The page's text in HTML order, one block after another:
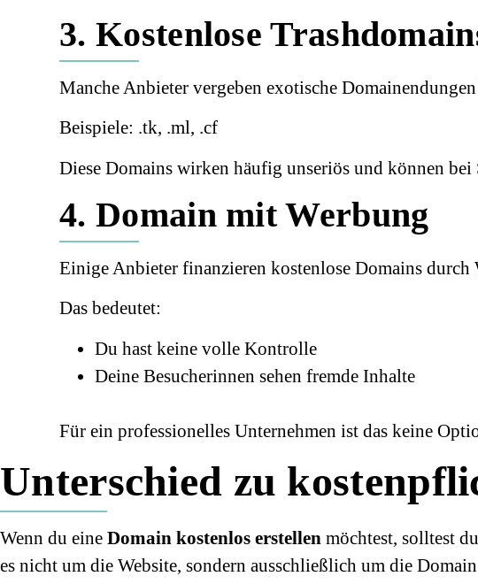
3. Kostenlose
Manche Anbieter vergeben exotische
Beispiele: .tk, .ml, .cf
Diese Domains wirken häufig unseriös und können
4. Domain mit Werbung
Einige Anbieter finanzieren kostenlose Domains durch
Das bedeutet:
Du hast keine volle Kontrolle
Deine Besucherinnen sehen fremde Inhalte
Für ein professionelles Unternehmen ist das keine
Unterschied zu
Wenn du eine Domain kostenlos erstellen möchtest, solltest
es nicht um die Website, sondern ausschließlich um die